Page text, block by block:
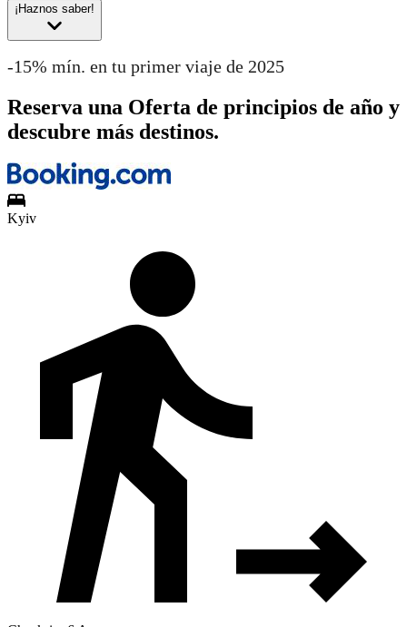
¡Haznos saber!
-15% mín. en tu primer viaje de 2025
Reserva una Oferta de principios de año y
descubre más destinos.
Kyiv